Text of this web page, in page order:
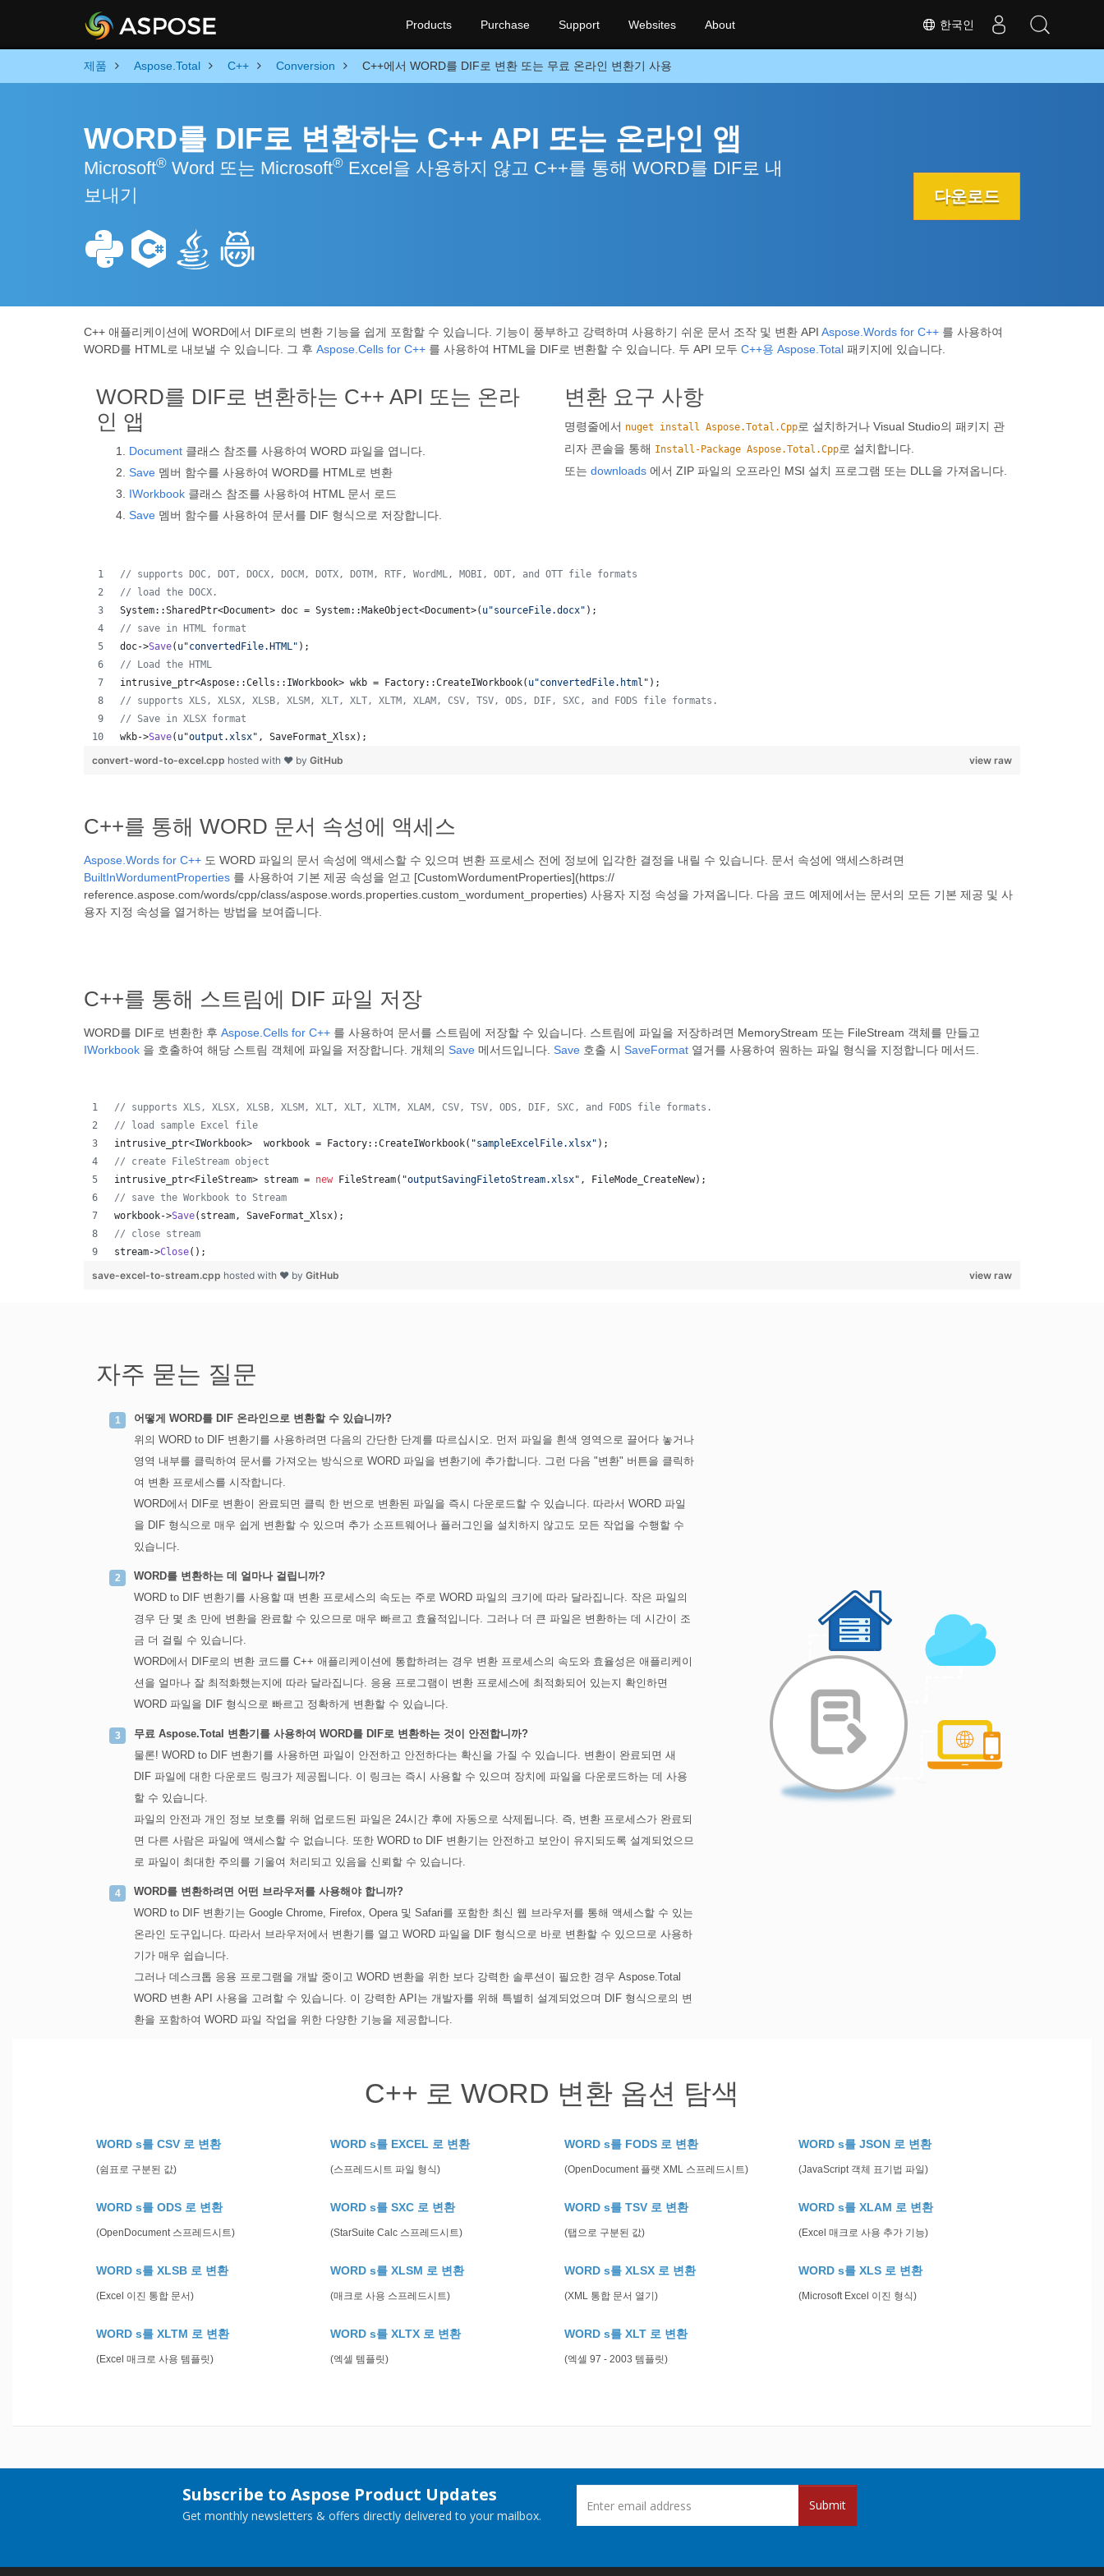
한국인
Products Purchase Support Websites About
제품 Aspose.Total C++ Conversion C++에서 WORD를 DIF로 변환 또는 무료 온라인 변환기 사용
WORD를 DIF로 변환하는 C++ API 또는 온라인 앱
Microsoft® Word 또는 Microsoft® Excel을 사용하지 않고 C++를 통해 WORD를 DIF로 내
보내기
다운로드
C++ 애플리케이션에 WORD에서 DIF로의 변환 기능을 쉽게 포함할 수 있습니다. 기능이 풍부하고 강력하며 사용하기 쉬운 문서 조작 및 변환 API Aspose.Words for C++ 를 사용하여
WORD를 HTML로 내보낼 수 있습니다. 그 후 Aspose.Cells for C++ 를 사용하여 HTML을 DIF로 변환할 수 있습니다. 두 API 모두 C++용 Aspose.Total 패키지에 있습니다.
WORD를 DIF로 변환하는 C++ API 또는 온라
인 앱
Document 클래스 참조를 사용하여 WORD 파일을 엽니다.
Save 멤버 함수를 사용하여 WORD를 HTML로 변환
IWorkbook 클래스 참조를 사용하여 HTML 문서 로드
Save 멤버 함수를 사용하여 문서를 DIF 형식으로 저장합니다.
변환 요구 사항
명령줄에서 nuget install Aspose.Total.Cpp로 설치하거나 Visual Studio의 패키지 관
리자 콘솔을 통해 Install-Package Aspose.Total.Cpp로 설치합니다.
또는 downloads 에서 ZIP 파일의 오프라인 MSI 설치 프로그램 또는 DLL을 가져옵니다.
// supports DOC, DOT, DOCX, DOCM, DOTX, DOTM, RTF, WordML, MOBI, ODT, and OTT file formats
// load the DOCX.
System::SharedPtr<Document> doc = System::MakeObject<Document>( u"sourceFile.docx" );
// save in HTML format
doc->Save( u"convertedFile.HTML" );
// Load the HTML
intrusive_ptr<Aspose::Cells::IWorkbook> wkb = Factory::CreateIWorkbook( u"convertedFile.html " );
// supports XLS, XLSX, XLSB, XLSM, XLT, XLT, XLTM, XLAM, CSV, TSV, ODS, DIF, SXC, and FODS file formats.
// Save in XLSX format
wkb->Save( u"output.xlsx" , SaveFormat_Xlsx);
view raw
convert-word-to-excel.cpp hosted with ❤ by GitHub
C++를 통해 WORD 문서 속성에 액세스
Aspose.Words for C++ 도 WORD 파일의 문서 속성에 액세스할 수 있으며 변환 프로세스 전에 정보에 입각한 결정을 내릴 수 있습니다. 문서 속성에 액세스하려면
BuiltInWordumentProperties 를 사용하여 기본 제공 속성을 얻고 [CustomWordumentProperties](https://
reference.aspose.com/words/cpp/class/aspose.words.properties.custom_wordument_properties) 사용자 지정 속성을 가져옵니다. 다음 코드 예제에서는 문서의 모든 기본 제공 및 사
용자 지정 속성을 열거하는 방법을 보여줍니다.
C++를 통해 스트림에 DIF 파일 저장
WORD를 DIF로 변환한 후 Aspose.Cells for C++ 를 사용하여 문서를 스트림에 저장할 수 있습니다. 스트림에 파일을 저장하려면 MemoryStream 또는 FileStream 객체를 만들고
IWorkbook 을 호출하여 해당 스트림 객체에 파일을 저장합니다. 개체의 Save 메서드입니다. Save 호출 시 SaveFormat 열거를 사용하여 원하는 파일 형식을 지정합니다 메서드.
// supports XLS, XLSX, XLSB, XLSM, XLT, XLT, XLTM, XLAM, CSV, TSV, ODS, DIF, SXC, and FODS file formats.
// load sample Excel file
intrusive_ptr<IWorkbook>  workbook = Factory::CreateIWorkbook( "sampleExcelFile.xlsx" );
// create FileStream object
intrusive_ptr<FileStream> stream = new FileStream( "outputSavingFiletoStream.xlsx" , FileMode_CreateNew);
// save the Workbook to Stream
workbook->Save(stream, SaveFormat_Xlsx);
// close stream
stream->Close();
view raw
save-excel-to-stream.cpp hosted with ❤ by GitHub
자주 묻는 질문
어떻게 WORD를 DIF 온라인으로 변환할 수 있습니까?
위의 WORD to DIF 변환기를 사용하려면 다음의 간단한 단계를 따르십시오. 먼저 파일을 흰색 영역으로 끌어다 놓거나
영역 내부를 클릭하여 문서를 가져오는 방식으로 WORD 파일을 변환기에 추가합니다. 그런 다음 "변환" 버튼을 클릭하
여 변환 프로세스를 시작합니다.
WORD에서 DIF로 변환이 완료되면 클릭 한 번으로 변환된 파일을 즉시 다운로드할 수 있습니다. 따라서 WORD 파일
을 DIF 형식으로 매우 쉽게 변환할 수 있으며 추가 소프트웨어나 플러그인을 설치하지 않고도 모든 작업을 수행할 수
있습니다.
WORD를 변환하는 데 얼마나 걸립니까?
WORD to DIF 변환기를 사용할 때 변환 프로세스의 속도는 주로 WORD 파일의 크기에 따라 달라집니다. 작은 파일의
경우 단 몇 초 만에 변환을 완료할 수 있으므로 매우 빠르고 효율적입니다. 그러나 더 큰 파일은 변환하는 데 시간이 조
금 더 걸릴 수 있습니다.
WORD에서 DIF로의 변환 코드를 C++ 애플리케이션에 통합하려는 경우 변환 프로세스의 속도와 효율성은 애플리케이
션을 얼마나 잘 최적화했는지에 따라 달라집니다. 응용 프로그램이 변환 프로세스에 최적화되어 있는지 확인하면
WORD 파일을 DIF 형식으로 빠르고 정확하게 변환할 수 있습니다.
무료 Aspose.Total 변환기를 사용하여 WORD를 DIF로 변환하는 것이 안전합니까?
물론! WORD to DIF 변환기를 사용하면 파일이 안전하고 안전하다는 확신을 가질 수 있습니다. 변환이 완료되면 새
DIF 파일에 대한 다운로드 링크가 제공됩니다. 이 링크는 즉시 사용할 수 있으며 장치에 파일을 다운로드하는 데 사용
할 수 있습니다.
파일의 안전과 개인 정보 보호를 위해 업로드된 파일은 24시간 후에 자동으로 삭제됩니다. 즉, 변환 프로세스가 완료되
면 다른 사람은 파일에 액세스할 수 없습니다. 또한 WORD to DIF 변환기는 안전하고 보안이 유지되도록 설계되었으므
로 파일이 최대한 주의를 기울여 처리되고 있음을 신뢰할 수 있습니다.
WORD를 변환하려면 어떤 브라우저를 사용해야 합니까?
WORD to DIF 변환기는 Google Chrome, Firefox, Opera 및 Safari를 포함한 최신 웹 브라우저를 통해 액세스할 수 있는
온라인 도구입니다. 따라서 브라우저에서 변환기를 열고 WORD 파일을 DIF 형식으로 바로 변환할 수 있으므로 사용하
기가 매우 쉽습니다.
그러나 데스크톱 응용 프로그램을 개발 중이고 WORD 변환을 위한 보다 강력한 솔루션이 필요한 경우 Aspose.Total
WORD 변환 API 사용을 고려할 수 있습니다. 이 강력한 API는 개발자를 위해 특별히 설계되었으며 DIF 형식으로의 변
환을 포함하여 WORD 파일 작업을 위한 다양한 기능을 제공합니다.
C++ 로 WORD 변환 옵션 탐색
WORD s를 CSV 로 변환
(쉼표로 구분된 값)
WORD s를 EXCEL 로 변환
(스프레드시트 파일 형식)
WORD s를 FODS 로 변환
(OpenDocument 플랫 XML 스프레드시트)
WORD s를 JSON 로 변환
(JavaScript 객체 표기법 파일)
WORD s를 ODS 로 변환
(OpenDocument 스프레드시트)
WORD s를 SXC 로 변환
(StarSuite Calc 스프레드시트)
WORD s를 TSV 로 변환
(탭으로 구분된 값)
WORD s를 XLAM 로 변환
(Excel 매크로 사용 추가 기능)
WORD s를 XLSB 로 변환
(Excel 이진 통합 문서)
WORD s를 XLSM 로 변환
(매크로 사용 스프레드시트)
WORD s를 XLSX 로 변환
(XML 통합 문서 열기)
WORD s를 XLS 로 변환
(Microsoft Excel 이진 형식)
WORD s를 XLTM 로 변환
(Excel 매크로 사용 템플릿)
WORD s를 XLTX 로 변환
(엑셀 템플릿)
WORD s를 XLT 로 변환
(엑셀 97 - 2003 템플릿)
Subscribe to Aspose Product Updates
Get monthly newsletters & offers directly delivered to your mailbox.
Submit